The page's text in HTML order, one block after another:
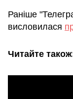
Раніше
висловилася
Читайте